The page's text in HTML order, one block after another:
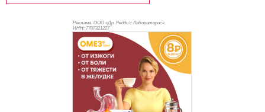
Реклама. ООО «Др. Редди’с Лабораторис»,
ИНН: 7707321227